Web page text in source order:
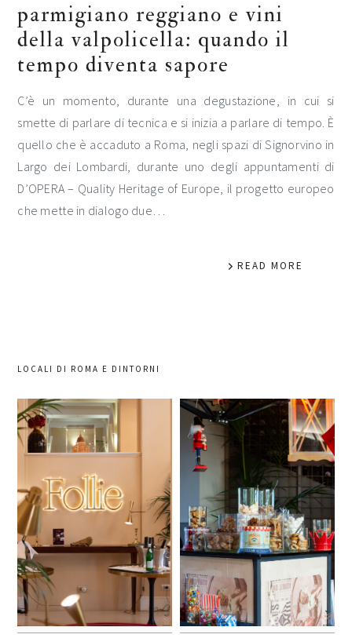
parmigiano reggiano e vini
della valpolicella: quando il
tempo diventa sapore
C’è un momento, durante una degustazione, in cui si
smette di parlare di tecnica e si inizia a parlare di tempo. È
quello che è accaduto a Roma, negli spazi di Signorvino in
Largo dei Lombardi, durante uno degli appuntamenti di
D’OPERA – Quality Heritage of Europe, il progetto europeo
che mette in dialogo due…
READ MORE
LOCALI DI ROMA E DINTORNI